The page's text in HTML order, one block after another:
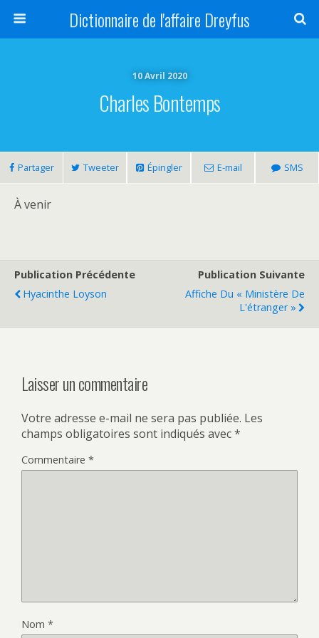
Dictionnaire de l'affaire Dreyfus
10 Avril 2020
Charles Bontemps
Partager Tweeter Épingler E-mail SMS
À venir
Publication Précédente
Hyacinthe Loyson
Publication Suivante
Affiche Du « Ministère De
L'étranger »
Laisser un commentaire
Votre adresse e-mail ne sera pas publiée. Les
champs obligatoires sont indiqués avec*
Commentaire *
Nom *